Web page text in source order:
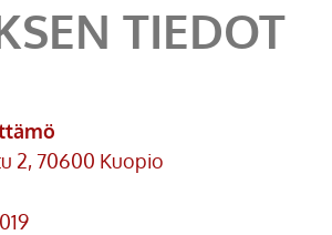
TIEDOT
2, 70600 Kuopio